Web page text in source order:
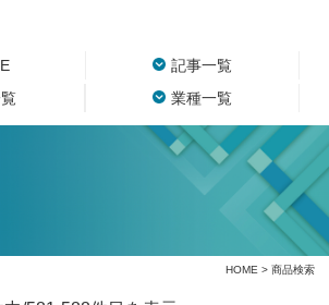
記事一覧
業種一覧
HOME > 商品検索